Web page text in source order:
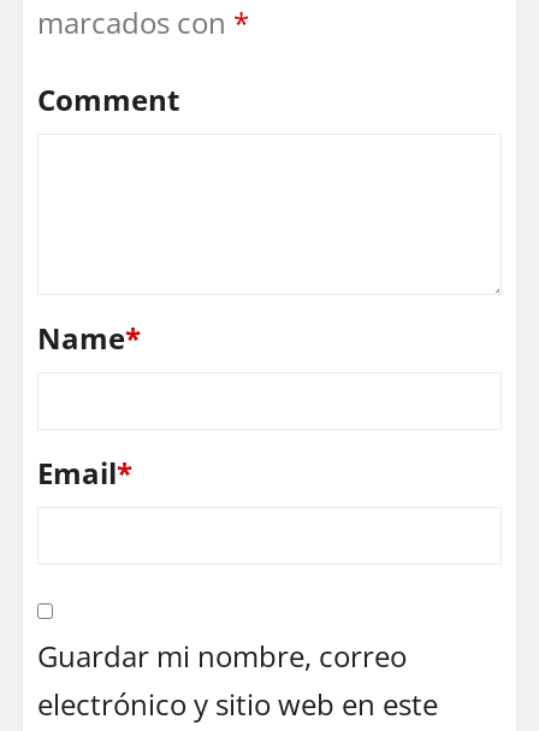
marcados con *
Comment
Name*
Email*
Guardar mi nombre, correo
electrónico y sitio web en este